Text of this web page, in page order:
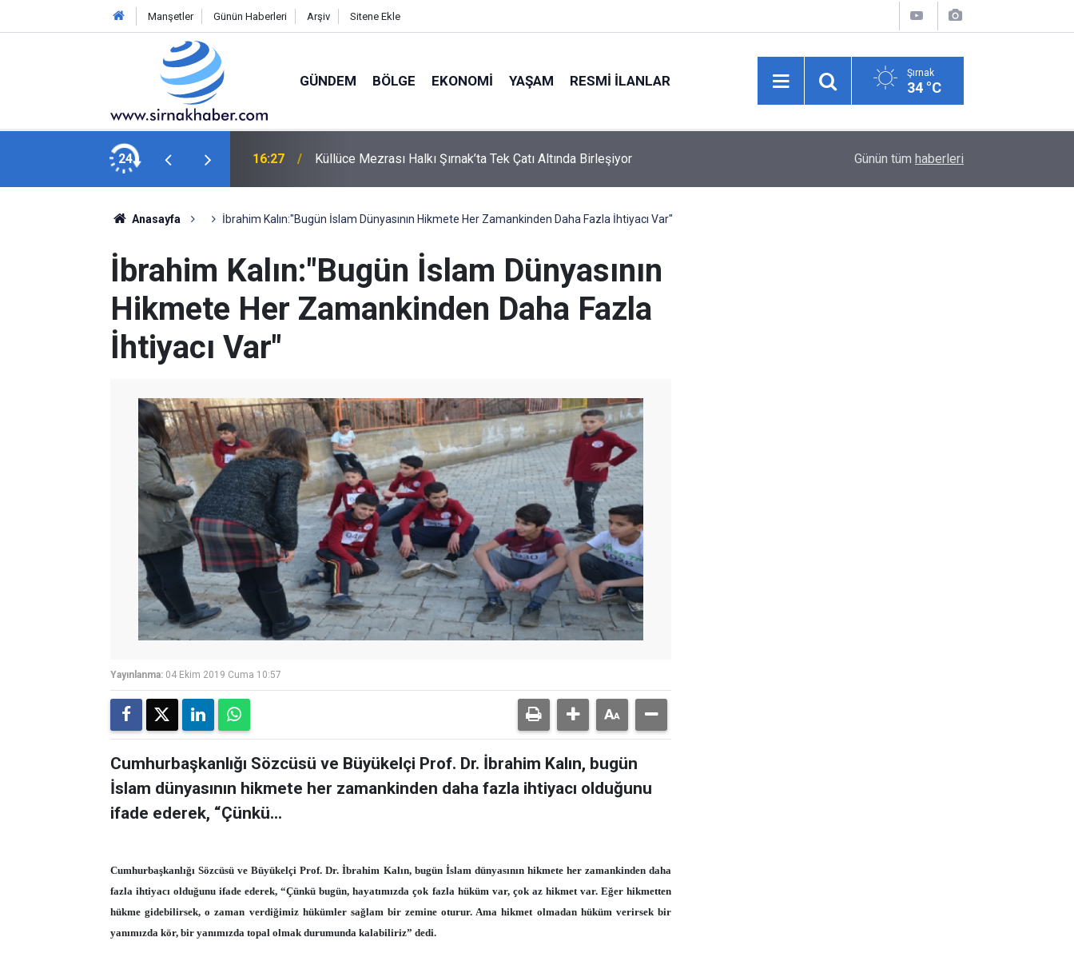
Manşetler Günün Haberleri Arşiv Sitene Ekle
GÜNDEM BÖLGE EKONOMI YAŞAM RESMI İLANLAR Şırnak
34 °C
24
Çatı Altında Birleşiyor 15:26 Vali Ekici Başkan Mir’i Ziyaret Etti: Samimi Sohbet Dikkat Çekti TEKNOFEST 2026’nın İlk Heyecanı Şırnak’ta
Günün tüm haberleri
Anasayfa İbrahim Kalın:"Bugün İslam Dünyasının Hikmete Her Zamankinden Daha Fazla İhtiyacı Var"
İbrahim Kalın:"Bugün İslam Dünyasının
Hikmete Her Zamankinden Daha Fazla
İhtiyacı Var"
Yayınlanma: 04 Ekim 2019 Cuma 10:57
Cumhurbaşkanlığı Sözcüsü ve Büyükelçi Prof. Dr. İbrahim Kalın, bugün
İslam dünyasının hikmete her zamankinden daha fazla ihtiyacı olduğunu
ifade ederek, “Çünkü...
Cumhurbaşkanlığı Sözcüsü ve Büyükelçi Prof. Dr. İbrahim Kalın, bugün İslam dünyasının hikmete her zamankinden daha
fazla ihtiyacı olduğunu ifade ederek, “Çünkü bugün, hayatımızda çok fazla hüküm var, çok az hikmet var. Eğer hikmetten
hükme gidebilirsek, o zaman verdiğimiz hükümler sağlam bir zemine oturur. Ama hikmet olmadan hüküm verirsek bir
yanımızda kör, bir yanımızda topal olmak durumunda kalabiliriz” dedi.